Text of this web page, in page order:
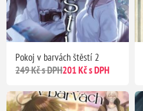
Pokoj v barvách štěstí 2
249 Kč s DPH201 Kč s DPH